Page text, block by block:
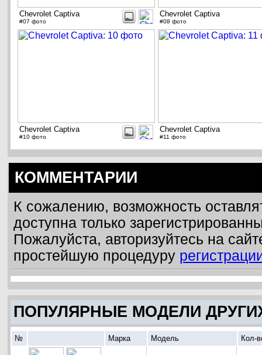
Chevrolet Captiva
#07 фото
Chevrolet Captiva
#08 фото
Chevrolet Captiva
#10 фото
Chevrolet Captiva
#11 фото
КОММЕНТАРИИ
К сожалению, возможность
доступна только
Пожалуйста, авторизуйтесь на
простейшую процедуру
ПОПУЛЯРНЫЕ МОДЕЛИ
№ Марка Модель Кол-